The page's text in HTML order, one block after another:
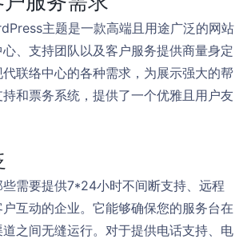
主题是一款高端且用途广泛的网站
、支持团队以及客户服务提供商量身定
联络中心的各种需求，为展示强大的帮
和票务系统，提供了一个优雅且用户友
需要提供7*24小时不间断支持、远程
互动的企业。它能够确保您的服务台在
之间无缝运行。对于提供电话支持、电